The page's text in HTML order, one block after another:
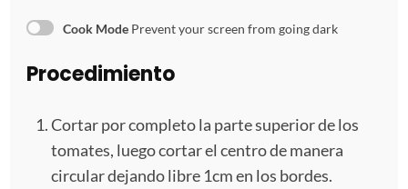
Cook Mode Prevent your screen from going dark
Procedimiento
Cortar por completo la parte superior de los
tomates, luego cortar el centro de manera
circular dejando libre 1cm en los bordes.